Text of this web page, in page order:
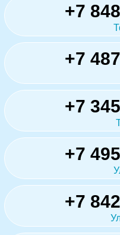
+7
+7
+7
+7
+7